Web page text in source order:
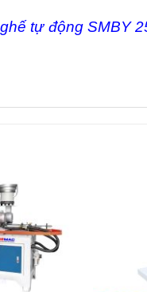
tự độngSMBY